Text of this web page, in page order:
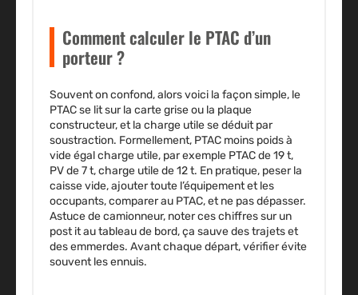
Comment calculer le PTAC d’un
porteur ?
Souvent on confond, alors voici la façon simple, le
PTAC se lit sur la carte grise ou la plaque
constructeur, et la charge utile se déduit par
soustraction. Formellement, PTAC moins poids à
vide égal charge utile, par exemple PTAC de 19 t,
PV de 7 t, charge utile de 12 t. En pratique, peser la
caisse vide, ajouter toute l’équipement et les
occupants, comparer au PTAC, et ne pas dépasser.
Astuce de camionneur, noter ces chiffres sur un
post it au tableau de bord, ça sauve des trajets et
des emmerdes. Avant chaque départ, vérifier évite
souvent les ennuis.